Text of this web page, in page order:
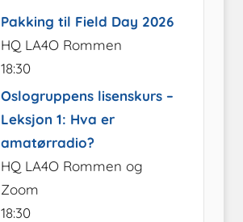
Pakking til Field Day 2026
HQ LA4O Rommen
18:30
Oslogruppens lisenskurs –
Leksjon 1: Hva er
amatørradio?
HQ LA4O Rommen og
Zoom
18:30